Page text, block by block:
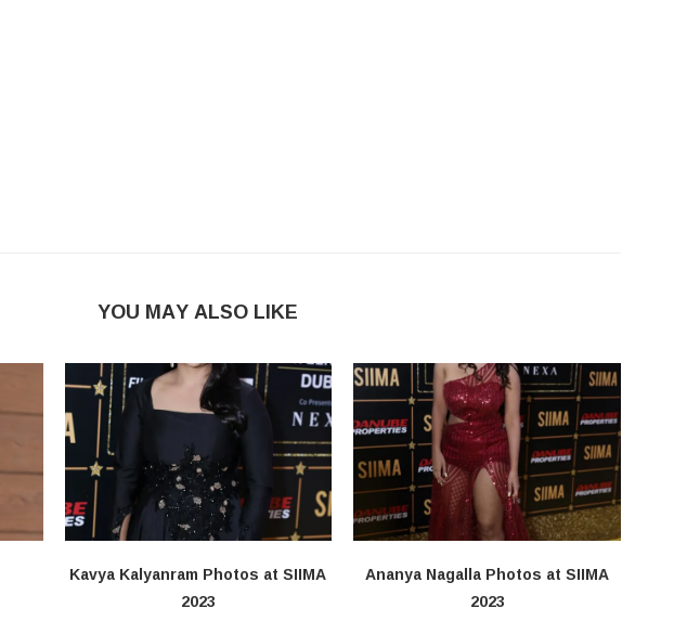
YOU MAY ALSO LIKE
Kavya Kalyanram Photos at SIIMA
2023
Ananya Nagalla Photos at SIIMA
2023